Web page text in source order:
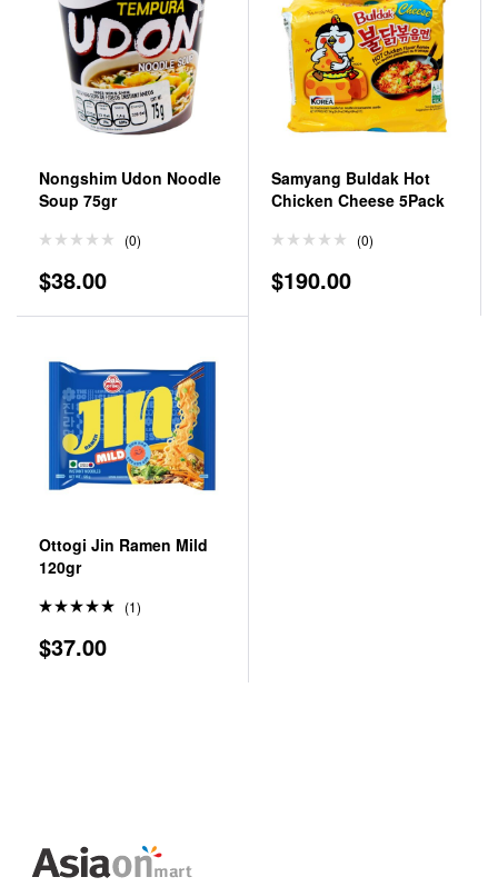
Nongshim Udon Noodle
Soup 75gr
(0)
$38.00
Samyang Buldak Hot
Chicken Cheese 5Pack
(0)
$190.00
Ottogi Jin Ramen Mild
120gr
en5.00
de 5
(1)
$37.00